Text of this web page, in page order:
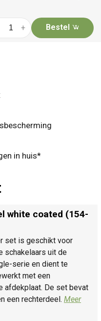
+ Bestel
in huis*
white coated (154-
set is geschikt voor
schakelaars uit de
serie en dient te
met een
afdekplaat. De set bevat
een rechterdeel. Meer